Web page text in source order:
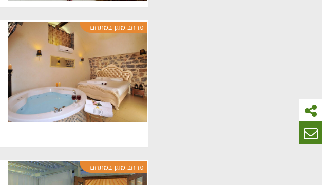
מרחב מוגן במתחם
מרחב מוגן במתחם